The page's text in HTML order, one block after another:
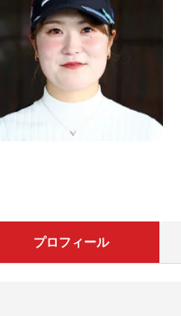
プロフィール